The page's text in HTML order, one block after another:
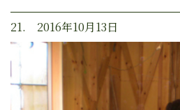
21. 2016年10月13日